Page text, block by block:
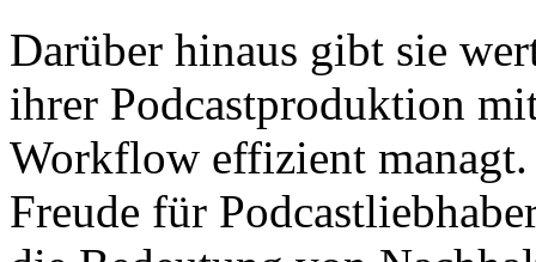
Darüber hinaus gibt sie
ihrer Podcastproduktion
Workflow effizient
Freude für